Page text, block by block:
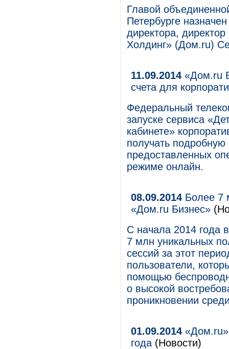
Главой
Петербурге
директора,
Холдинг» (Дом.ru)
11.09.2014 «Дом.ru
счета для
Федеральный
запуске сервиса
кабинете»
получать
предоставленных
режиме онлайн.
08.09.2014 Более 7
«Дом.ru Бизнес»
С начала 2014 года
7 млн уникальных
сессий за этот
пользователи,
помощью
о высокой
проникновении
01.09.2014 «Дом.ru»
года (Новости)